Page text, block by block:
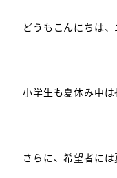
どうもこんにちは
小学生も夏休み中
さらに、希望者に